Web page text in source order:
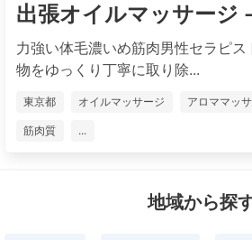
出張オイルマッサージ
力強い体毛濃いめ筋肉男性セラピ
物をゆっくり丁寧に取り除...
東京都 オイルマッサージ アロママッ
筋肉質 ...
地域から探